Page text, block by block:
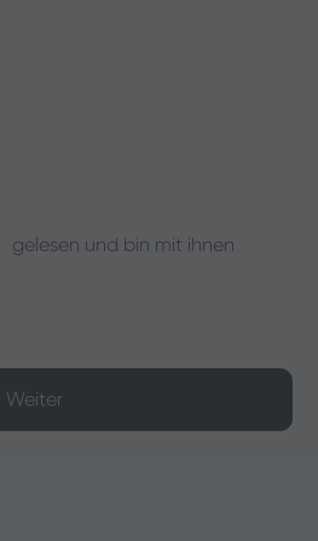
gelesen und bin mit ihnen
Weiter